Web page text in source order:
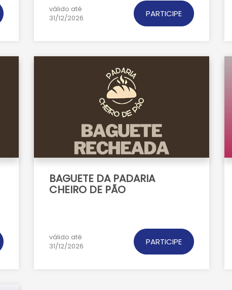
válido até
31/12/2026
PARTICIPE
BAGUETE DA PADARIA
CHEIRO DE PÃO
válido até
31/12/2026
PARTICIPE